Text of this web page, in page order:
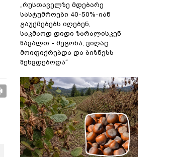
„რუსთაველზე მდებარე
სასტუმროები 40-50%-იან
გაუქმებებს იღებენ,
საკმაოდ დიდი ზარალისკენ
წავალთ - მეგონა, ვიღაც
მოიფიქრებდა და ბიზნესს
შეხვდებოდა“